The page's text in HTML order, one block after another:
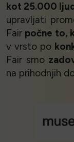
kot 25.000
upravljati
Fair počne to,
v vrsto po
Fair smo
na prihodnjih